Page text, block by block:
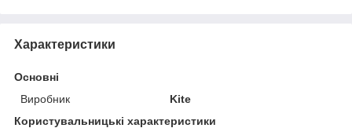
Характеристики
Основні
Виробник
Kite
Користувальницькі характеристики